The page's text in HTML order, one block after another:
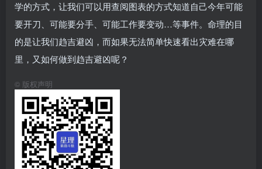
学的方式，让我们可以用查阅图表的方式知道自己今年可能
要开刀、可能要分手、可能工作要变动…等事件。命理的目
的是让我们趋吉避凶，而如果无法简单快速看出灾难在哪
里，又如何做到趋吉避凶呢？
© 版权声明